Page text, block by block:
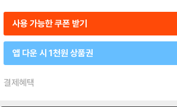
사용 가능한 쿠폰 받기
앱 다운 시 1천원 상품권
결제혜택